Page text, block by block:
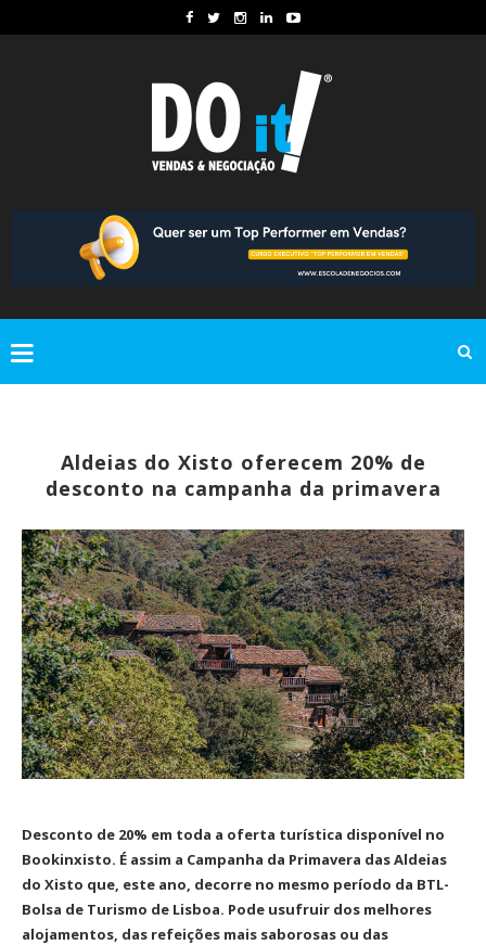
Aldeias do Xisto oferecem 20% de
desconto na campanha da primavera
Desconto de 20% em toda a oferta turística disponível no
Bookinxisto. É assim a Campanha da Primavera das Aldeias
do Xisto que, este ano, decorre no mesmo período da BTL-
Bolsa de Turismo de Lisboa. Pode usufruir dos melhores
alojamentos, das refeições mais saborosas ou das